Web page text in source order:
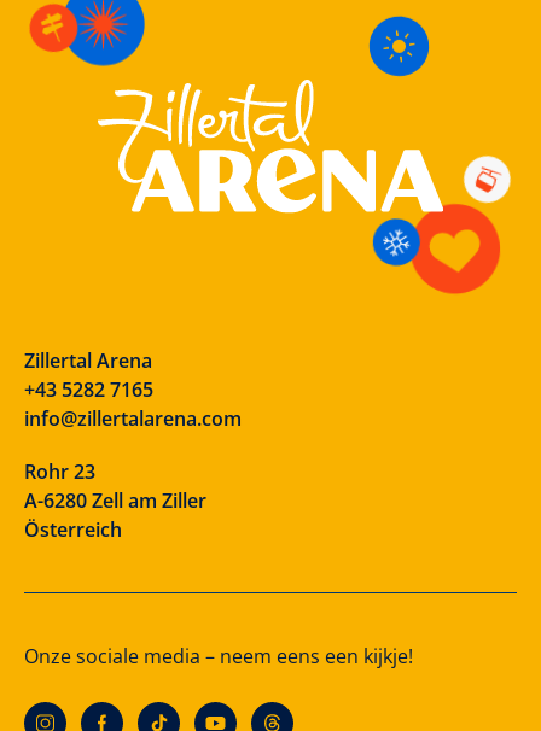
Zillertal Arena
+43 5282 7165
info@zillertalarena.com
Rohr 23
A-6280 Zell am Ziller
Österreich
Onze sociale media – neem eens een kijkje!